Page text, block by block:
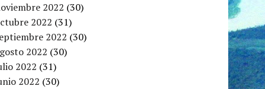
2022 (30)
2022 (31)
2022 (30)
2022 (30)
2022 (31)
2022 (30)